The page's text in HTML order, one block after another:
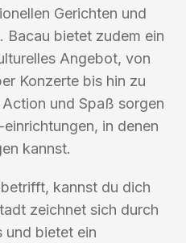
Gerichten und
Bacau bietet zudem ein
Angebot, von
Konzerte bis hin zu
und Spaß sorgen
in denen
kannst.
kannst du dich
zeichnet sich durch
und bietet ein